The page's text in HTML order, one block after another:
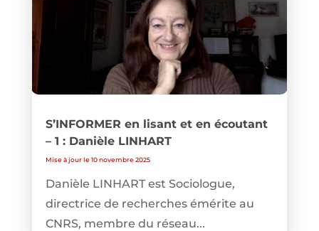
S’INFORMER en lisant et en écoutant
– 1 : Danièle LINHART
Mise à jour le 10 novembre 2025
Danièle LINHART est Sociologue,
directrice de recherches émérite au
CNRS, membre du réseau...